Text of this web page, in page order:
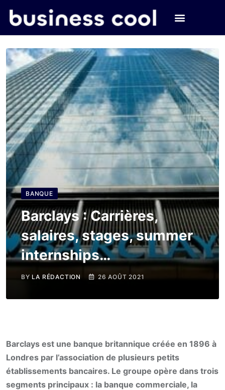
BANQUE
Barclays : Carrières,
salaires, stages, summer
internships…
BY LA RÉDACTION 26 AOÛT 2021
Barclays est une banque britannique créée en 1896 à
Londres par l’association de plusieurs petits
établissements bancaires. Le groupe opère dans trois
segments principaux : la banque commerciale, la